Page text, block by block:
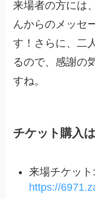
来場者の方には
んからのメッセ
す！さらに、二
るので、感謝の
すね。
チケット購入
来場チケット:
https://